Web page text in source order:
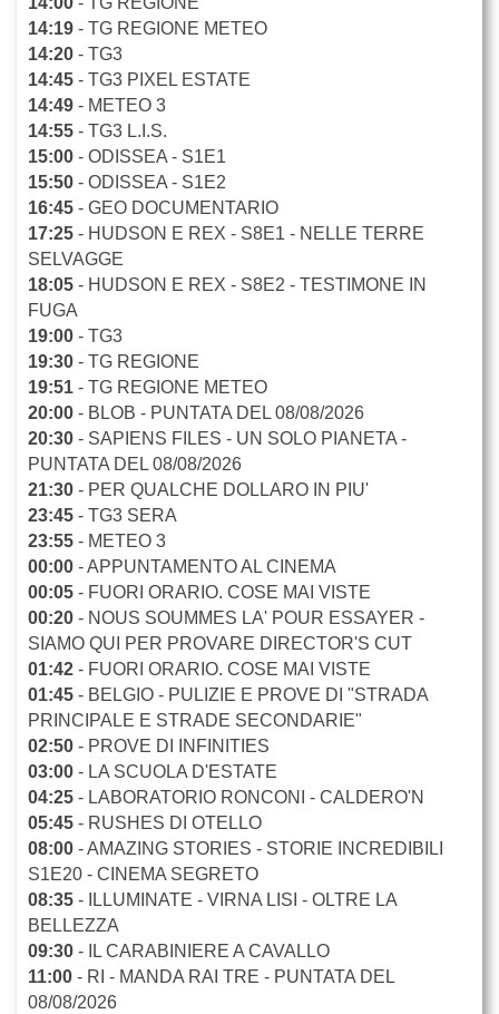
14:19 - TG REGIONE METEO
14:20 - TG3
14:45 - TG3 PIXEL ESTATE
14:49 - METEO 3
14:55 - TG3 L.I.S.
15:00 - ODISSEA - S1E1
15:50 - ODISSEA - S1E2
16:45 - GEO DOCUMENTARIO
17:25 - HUDSON E REX - S8E1 - NELLE TERRE
SELVAGGE
18:05 - HUDSON E REX - S8E2 - TESTIMONE IN
FUGA
19:00 - TG3
19:30 - TG REGIONE
19:51 - TG REGIONE METEO
20:00 - BLOB - PUNTATA DEL 08/08/2026
20:30 - SAPIENS FILES - UN SOLO PIANETA -
PUNTATA DEL 08/08/2026
21:30 - PER QUALCHE DOLLARO IN PIU'
23:45 - TG3 SERA
23:55 - METEO 3
00:00 - APPUNTAMENTO AL CINEMA
00:05 - FUORI ORARIO. COSE MAI VISTE
00:20 - NOUS SOUMMES LA' POUR ESSAYER -
SIAMO QUI PER PROVARE DIRECTOR'S CUT
01:42 - FUORI ORARIO. COSE MAI VISTE
01:45 - BELGIO - PULIZIE E PROVE DI "STRADA
PRINCIPALE E STRADE SECONDARIE"
02:50 - PROVE DI INFINITIES
03:00 - LA SCUOLA D'ESTATE
04:25 - LABORATORIO RONCONI - CALDERO'N
05:45 - RUSHES DI OTELLO
08:00 - AMAZING STORIES - STORIE INCREDIBILI
S1E20 - CINEMA SEGRETO
08:35 - ILLUMINATE - VIRNA LISI - OLTRE LA
BELLEZZA
09:30 - IL CARABINIERE A CAVALLO
11:00 - RI - MANDA RAI TRE - PUNTATA DEL
08/08/2026